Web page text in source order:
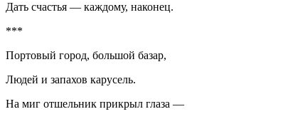
Дать счастья — каждому, наконец.
***
Портовый город, большой базар,
Людей и запахов карусель.
На миг отшельник прикрыл глаза —